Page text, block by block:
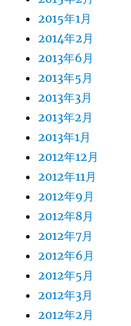
2015年1月
2014年2月
2013年6月
2013年5月
2013年3月
2013年2月
2013年1月
2012年12月
2012年11月
2012年9月
2012年8月
2012年7月
2012年6月
2012年5月
2012年3月
2012年2月